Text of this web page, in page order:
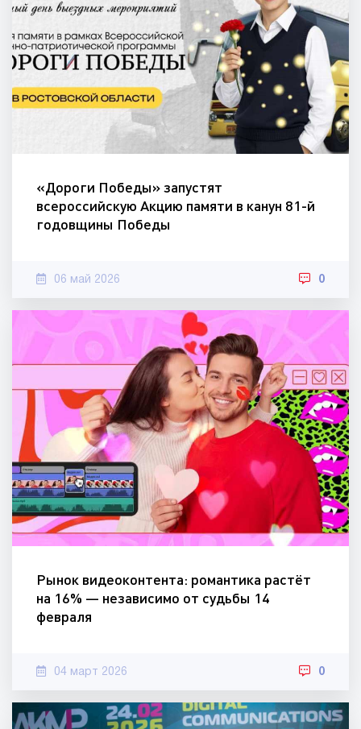
«Дороги Победы» запустят
всероссийскую Акцию памяти в канун 81-й
годовщины Победы
06 май 2026 0
Рынок видеоконтента: романтика растёт
на 16% — независимо от судьбы 14
февраля
04 март 2026 0